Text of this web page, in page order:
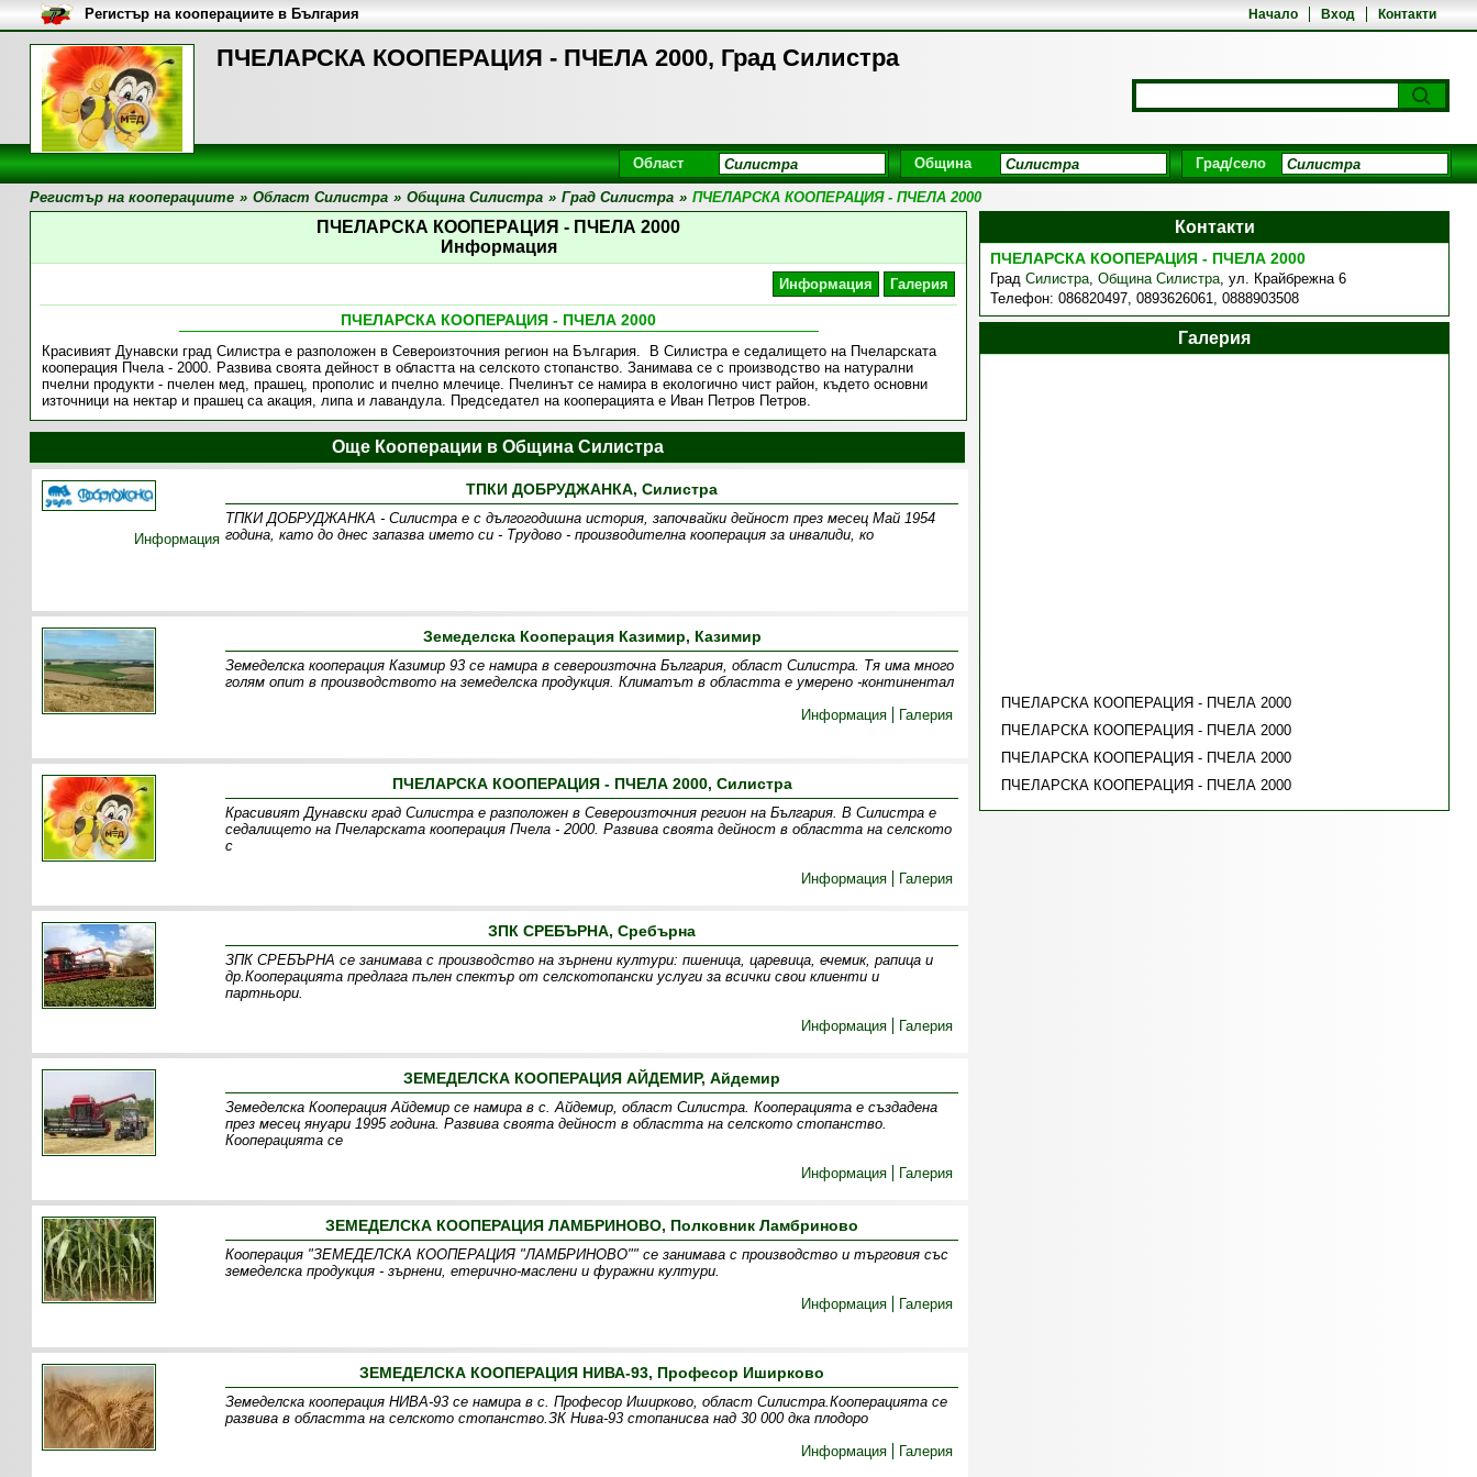
ПЧЕЛАРСКА КООПЕРАЦИЯ - ПЧЕЛА 2000, Град Силистра
Начало Вход Контакти
Регистър на кооперациите в България
Област Община Град/село
Регистър на кооперациите » Област Силистра » Община Силистра » Град Силистра » ПЧЕЛАРСКА КООПЕРАЦИЯ - ПЧЕЛА 2000
ПЧЕЛАРСКА КООПЕРАЦИЯ - ПЧЕЛА 2000
Информация
Информация Галерия
ПЧЕЛАРСКА КООПЕРАЦИЯ - ПЧЕЛА 2000
Красивият Дунавски град Силистра е разположен в Североизточния регион на България. В Силистра е седалището на Пчеларската
кооперация Пчела - 2000. Развива своята дейност в областта на селското стопанство. Занимава се с производство на натурални
пчелни продукти - пчелен мед, прашец, прополис и пчелно млечице. Пчелинът се намира в екологично чист район, където основни
източници на нектар и прашец са акация, липа и лавандула. Председател на кооперацията е Иван Петров Петров.
Контакти
ПЧЕЛАРСКА КООПЕРАЦИЯ - ПЧЕЛА 2000
Град Силистра, Община Силистра, ул. Крайбрежна 6
Телефон: 086820497, 0893626061, 0888903508
Галерия
ПЧЕЛАРСКА КООПЕРАЦИЯ - ПЧЕЛА 2000
ПЧЕЛАРСКА КООПЕРАЦИЯ - ПЧЕЛА 2000
ПЧЕЛАРСКА КООПЕРАЦИЯ - ПЧЕЛА 2000
ПЧЕЛАРСКА КООПЕРАЦИЯ - ПЧЕЛА 2000
Още Кооперации в Община Силистра
ТПКИ ДОБРУДЖАНКА, Силистра
ТПКИ ДОБРУДЖАНКА - Силистра е с дългогодишна история, започвайки дейност през месец Май 1954
година, като до днес запазва името си - Трудово - производителна кооперация за инвалиди, ко
Информация
Земеделска Кооперация Казимир, Казимир
Земеделска кооперация Казимир 93 се намира в североизточна България, област Силистра. Тя има много
голям опит в производството на земеделска продукция. Климатът в областта е умерено -континентал
Информация
Галерия
ПЧЕЛАРСКА КООПЕРАЦИЯ - ПЧЕЛА 2000, Силистра
Красивият Дунавски град Силистра е разположен в Североизточния регион на България. В Силистра е
седалището на Пчеларската кооперация Пчела - 2000. Развива своята дейност в областта на селското
с
Информация
Галерия
ЗПК СРЕБЪРНА, Сребърна
ЗПК СРЕБЪРНА се занимава с производство на зърнени култури: пшеница, царевица, ечемик, рапица и
др.Кооперацията предлага пълен спектър от селскотопански услуги за всички свои клиенти и
партньори.
Информация
Галерия
ЗЕМЕДЕЛСКА КООПЕРАЦИЯ АЙДЕМИР, Айдемир
Земеделска Кооперация Айдемир се намира в с. Айдемир, област Силистра. Кооперацията е създадена
през месец януари 1995 година. Развива своята дейност в областта на селското стопанство.
Кооперацията се
Информация
Галерия
ЗЕМЕДЕЛСКА КООПЕРАЦИЯ ЛАМБРИНОВО, Полковник Ламбриново
Кооперация "ЗЕМЕДЕЛСКА КООПЕРАЦИЯ "ЛАМБРИНОВО"" се занимава с производство и търговия със
земеделска продукция - зърнени, етерично-маслени и фуражни култури.
Информация
Галерия
ЗЕМЕДЕЛСКА КООПЕРАЦИЯ НИВА-93, Професор Иширково
Земеделска кооперация НИВА-93 се намира в с. Професор Иширково, област Силистра.Кооперацията се
развива в областта на селското стопанство.ЗК Нива-93 стопанисва над 30 000 дка плодоро
Информация
Галерия